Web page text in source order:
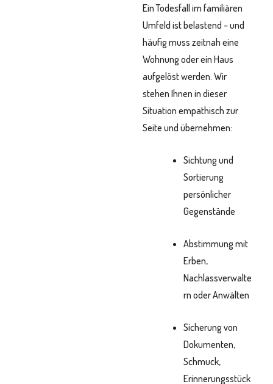
Ein Todesfall im familiären
Umfeld ist belastend – und
häufig muss zeitnah eine
Wohnung oder ein Haus
aufgelöst werden. Wir
stehen Ihnen in dieser
Situation empathisch zur
Seite und übernehmen:
Sichtung und
Sortierung
persönlicher
Gegenstände
Abstimmung mit
Erben,
Nachlassverwalte
rn oder Anwälten
Sicherung von
Dokumenten,
Schmuck,
Erinnerungsstück